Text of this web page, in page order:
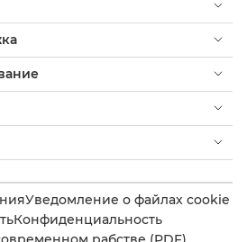
Уведомление о файлах cookie
Конфиденциальность